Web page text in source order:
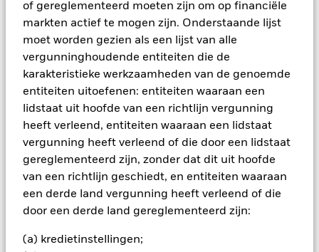
of gereglementeerd moeten zijn om op financiële
markten actief te mogen zijn. Onderstaande lijst
moet worden gezien als een lijst van alle
vergunninghoudende entiteiten die de
karakteristieke werkzaamheden van de genoemde
entiteiten uitoefenen: entiteiten waaraan een
lidstaat uit hoofde van een richtlijn vergunning
heeft verleend, entiteiten waaraan een lidstaat
vergunning heeft verleend of die door een lidstaat
gereglementeerd zijn, zonder dat dit uit hoofde
van een richtlijn geschiedt, en entiteiten waaraan
een derde land vergunning heeft verleend of die
door een derde land gereglementeerd zijn:
(a) kredietinstellingen;
beleggingsrisico is geconcentreerd in specifieke sectoren,
landen, valuta's of bedrijven. Dit betekent dat het Fonds
gevoeliger is voor lokale economische, markt-, politieke,
duurzaamheids- of regelgevingsgebeurtenissen. De waarde
van aandelen en aan aandelen gerelateerde effecten wordt
bedrijfswinsten en belangrijke gebeurtenissen op
bedrijfsvlak. Het Fonds streeft ernaar ondernemingen uit te
sluiten die zich bezighouden met bepaalde activiteiten die
niet in overeenstemming zijn met ESG-criteria. Beleggers
een persoonlijke ethische afweging te maken over de ESG-
screening van het Fonds. Een dergelijke ESG-screening kan
een negatief effect hebben op de waarde van de beleggingen
dergelijke screening.